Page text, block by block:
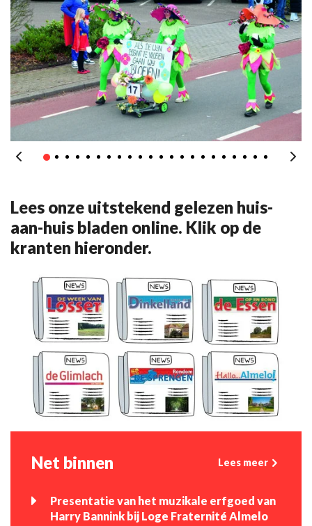
Lees onze uitstekend gelezen huis-
aan-huis bladen online. Klik op de
kranten hieronder.
Net binnen Lees meer
Presentatie van het muzikale erfgoed van
Harry Bannink bij Loge Fraternité Almelo